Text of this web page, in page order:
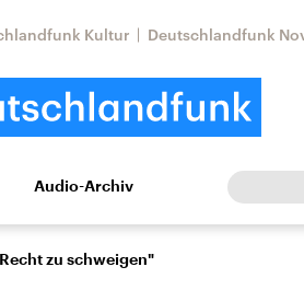
Kultur Deutschlandfunk
Kultur Europa
Audio-Archiv
zu schweigen"